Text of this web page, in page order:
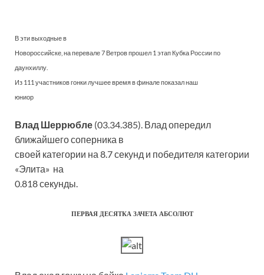
В эти выходные в
Новороссийске, на перевале 7 Ветров прошел 1 этап Кубка России по
даунхиллу.
Из 111 участников гонки лучшее время в финале показал наш
юниор
Влад Шеррюбле (03.34.385). Влад опередил
ближайшего соперника в
своей категории на 8.7 секунд и победителя категории
«Элита» на
0.818 секунды.
ПЕРВАЯ ДЕСЯТКА ЗАЧЕТА АБСОЛЮТ